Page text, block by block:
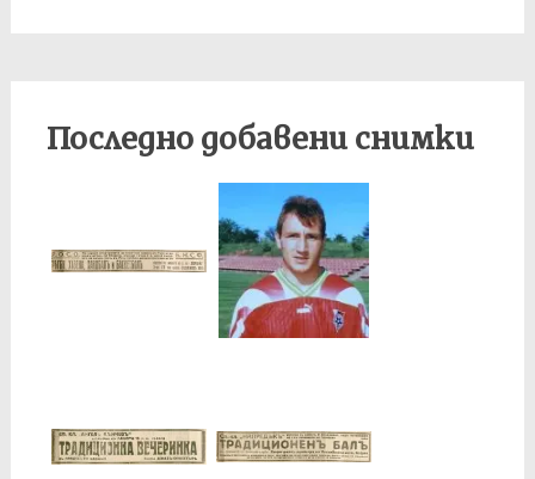
Последно добавени снимки